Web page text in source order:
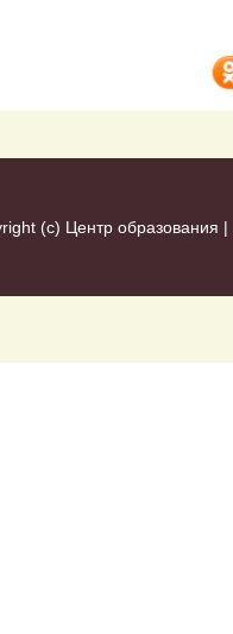
(c) Центр образования |